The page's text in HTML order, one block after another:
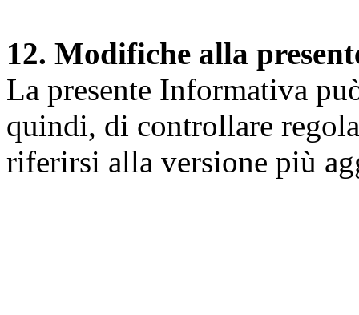
12. Modifiche alla
La presente Informativa
quindi, di controllare
riferirsi alla versione più